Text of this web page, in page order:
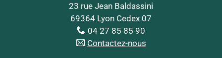
23 rue Jean Baldassini
69364 Lyon Cedex 07
04 27 85 85 90
Contactez-nous